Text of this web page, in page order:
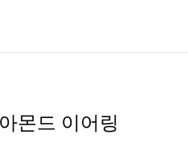
몬드 이어링